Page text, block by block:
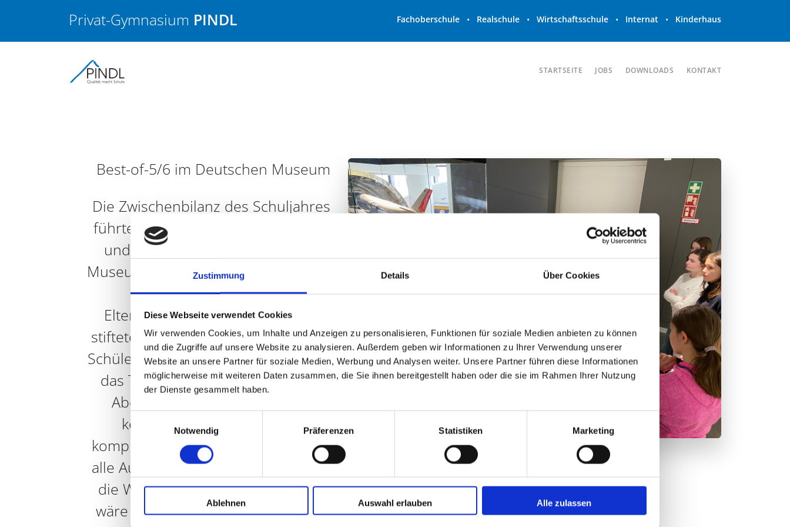
Zustimmung Details Über Cookies
Diese Webseite verwendet Cookies
Wir verwenden Cookies, um Inhalte und Anzeigen zu personalisieren, Funktionen für soziale Medien anbieten zu können
und die Zugriffe auf unsere Website zu analysieren. Außerdem geben wir Informationen zu Ihrer Verwendung unserer
Website an unsere Partner für soziale Medien, Werbung und Analysen weiter. Unsere Partner führen diese Informationen
möglicherweise mit weiteren Daten zusammen, die Sie ihnen bereitgestellt haben oder die sie im Rahmen Ihrer Nutzung
der Dienste gesammelt haben.
Notwendig
Präferenzen Statistiken Marketing
Ablehnen Auswahl erlauben Alle zulassen
Privat-Gymnasium PINDL Fachoberschule • Realschule • Wirtschaftsschule • Internat • Kinderhaus
STARTSEITE JOBS DOWNLOADS KONTAKT
Best-of-5/6 im Deutschen Museum
Die Zwischenbilanz des Schuljahres
führte die Klassenbesten der Jgst. 5
und 6 wie jedes Jahr ins Deutsche
Museum nach München. Nach einer
Übersichtsführung, die der
Elternbeirat unseres Gymnasiums
stiftete, blieb den Schülerinnen und
Schülern noch Zeit, auf eigene Faust
das Technikmuseum zu erkunden.
Aber wer das Deutsche Museum
kennt, der weiß, dass selbst ein
kompletter Tag nicht reicht, um sich
alle Ausstellungen anzusehen. Naja,
die Winterferien rücken näher, das
wäre doch ein guter Tagesausflug...